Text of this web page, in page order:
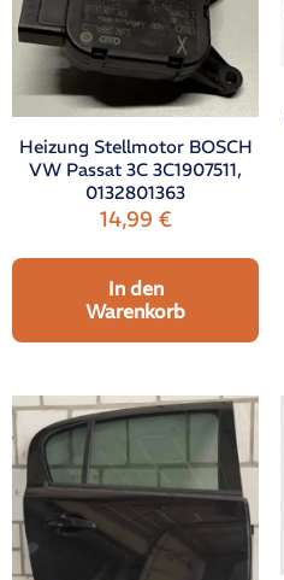
Heizung Stellmotor BOSCH
VW Passat 3C 3C1907511,
0132801363
14,99 €
In den
Warenkorb